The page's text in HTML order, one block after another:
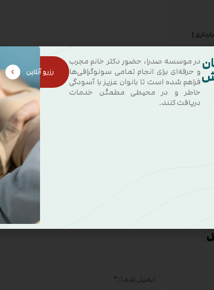
|
و
تست بدون استرس بارداری (NST)
نتیجه
عوامل
در موسسه صدرا، حضور دکتر خانم مجرب
و حرفه‌ای برای انجام تمامی سونوگرافی‌ها
فراهم شده است تا بانوان عزیز با آسودگی
خاطر و در محیطی مطمئن خدمات
دریافت کنند.
رزرو آنلاین